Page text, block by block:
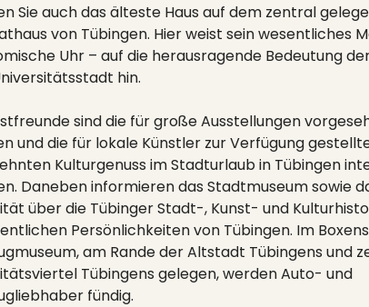
Sie auch das älteste Haus auf dem zentral
von Tübingen. Hier weist sein wesentliches
Uhr – auf die herausragende Bedeutung
hin.
sind die für große Ausstellungen
und die für lokale Künstler zur Verfügung
Kulturgenuss im Stadturlaub in Tübingen
Daneben informieren das Stadtmuseum sowie
über die Tübinger Stadt-, Kunst- und
Persönlichkeiten von Tübingen. Im
am Rande der Altstadt Tübingens und
Tübingens gelegen, werden Auto- und
fündig.